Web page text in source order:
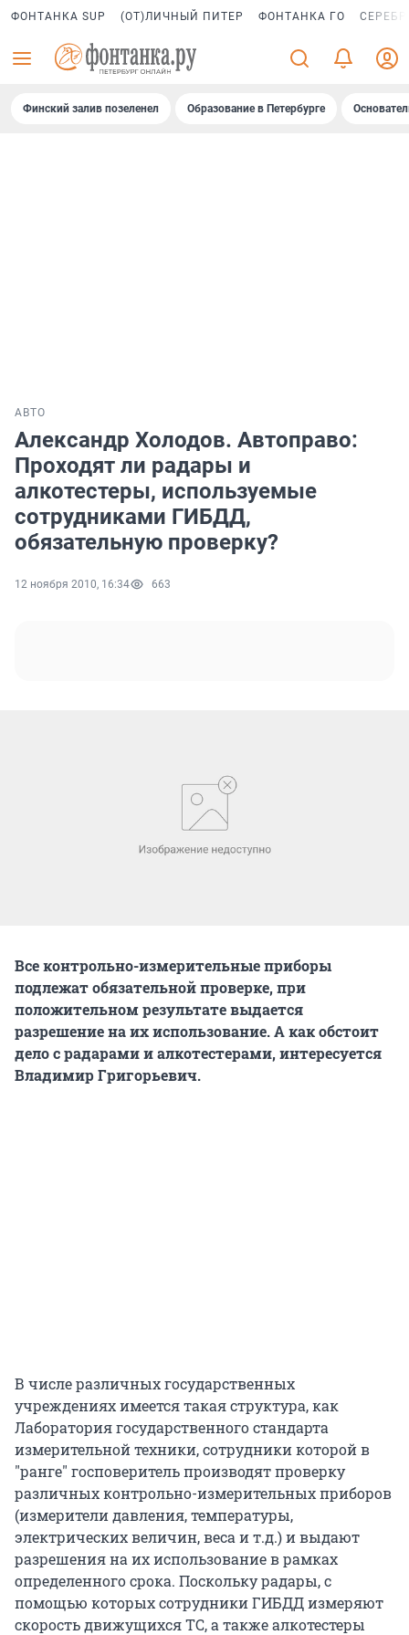
ФОНТАНКА SUP (ОТ)ЛИЧНЫЙ ПИТЕР ФОНТАНКА ГО
Финский залив позеленел Образование в Петербурге
АВТО
Александр Холодов. Автоправо:
Проходят ли радары и
алкотестеры, используемые
сотрудниками ГИБДД,
обязательную проверку?
12 ноября 2010, 16:34 663
Все контрольно-измерительные приборы
подлежат обязательной проверке, при
положительном результате выдается
разрешение на их использование. А как обстоит
дело с радарами и алкотестерами, интересуется
Владимир Григорьевич.
В числе различных государственных
учреждениях имеется такая структура, как
Лаборатория государственного стандарта
измерительной техники, сотрудники которой в
"ранге" госповеритель производят проверку
различных контрольно-измерительных приборов
(измерители давления, температуры,
электрических величин, веса и т.д.) и выдают
разрешения на их использование в рамках
определенного срока. Поскольку радары, с
помощью которых сотрудники ГИБДД измеряют
скорость движущихся ТС, а также алкотестеры